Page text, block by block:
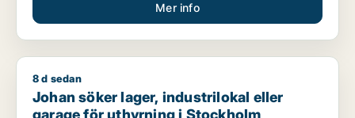
Mer info
Johan söker lager, industrilokal eller garage för uthyrning i
8 d sedan
Johan söker lager, industrilokal eller
garage för uthyrning i Stockholm